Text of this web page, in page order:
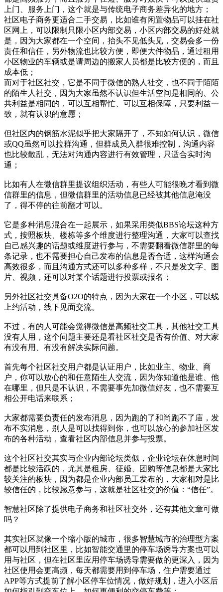
上门、服务上门，这个就是与传统电子商务差异化的地方；
社区电子商务更适合二手交易，比如谁有闲置物品可以挂在社
区网上，可以限制只限小区内部交易，小区内部交易的好处就
是，因为大家都在一个空间，抬头不见低头见，交易会多一份
责任和信任，另外物流也比较方便，即便大件物品，通过租用
小区物业的车辆或是请周边的搬家人员都是比较方便的，而且
成本低；
而对于社区社交，它是不同于微信的熟人社交，也不同于陌陌
的陌生人社交，因为大家虽然不认识但生活空间是相同的、公
共利益是相同的，可以互相帮忙、可以互相保障，只要利益一
致，就有认识的意愿；
但社区内的钢筋水泥似乎把大家隔开了，不知如何认识，微信
或QQ虽然可以拉群沟通，但群成员入群很难控制，沟通内容
也比较散乱，无法对沟通内容进行有效管理，只适合实时沟
通；
比如有人在微信群里提议组织活动，有些人可能很晚才看到微
信群里的信息，但微信群里的活动信息已经被其他信息淹没
了，得不停的往前翻才可以。
它是多种消息混合在一起展示，如果采用类似BBS论坛这种方
式，按照板块、楼栋等多个维度进行整理沟通，大家可以查找
自己感兴趣的话题或维度进行参与，不需要翻看微信群里的每
条记录，也不需要担心自己发布的信息是否合适，这样沟通会
高效很多，而且沟通方式还可以多种多样，不只是发文字、图
片、视频，还可以对某个话题进行投票或报名；
另外社区社交具备O2O的特点，因为大家在一个小区，可以线
上约活动，线下见面交流。
不过，有的人可能会觉得微信是高频社交工具，其他社交工具
没有人用，这个问题主要还是看社区社交是否有价值、对大家
有没有用、有没有解决实际问题。
首先每个社区社交用户都是认证用户，比如业主、物业、商
户，你可以放心的和任意陌生人交流，因为你知道他是谁、他
在哪里，但只是不认识，不需要事先加微信好友，也不需要互
相公开电话来联系；
大家都需要负责任的发布消息，因为跑的了和尚跑不了庙，发
布不实消息，别人是可以找得到你，也可以放心的参加社区发
布的各种活动，查看社区内部信息并参与投票。
这个社区社交其实与企业内部论坛类似，企业论坛在休息时间
都是比较活跃的，尤其是租房、征婚、团购等信息都是大家比
较关注的板块，因为都是企业内部员工发布的，大家相对是比
较信任的，比较愿意参与，这就是社区社交的价值：“信任”。
智慧社区除了提供电子商务和社区社交外，还有其他文章可做
吗？
其实社区就像一个缩小版的城市，很多智慧城市的治理型方案
都可以用到社区里，比如智能交通里的停车场诱导方案也可以
用与社区，但在社区里应用停车场诱导需要做的更深入，因为
社区使用会更高频，每天都需要用到停车场，住户需要通过
APP等方式提前了解小区停车位情况，做好规划，进入小区后